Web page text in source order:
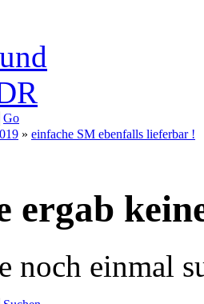
Go
» einfache SM ebenfalls lieferbar !
ergab
noch einmal